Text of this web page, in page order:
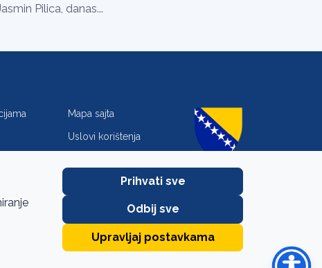
Pilica, danas...
Mapa sajta
Uslovi korištenja
Prihvati sve
Odbij sve
Upravljaj postavkama